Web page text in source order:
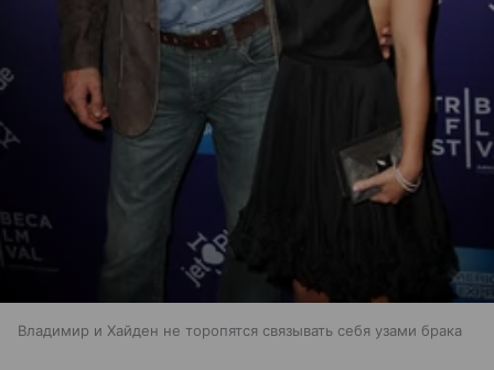
Владимир и Хайден не торопятся связывать себя узами брака